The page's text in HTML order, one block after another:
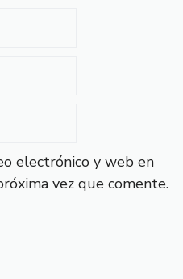
electrónico y web en
vez que comente.